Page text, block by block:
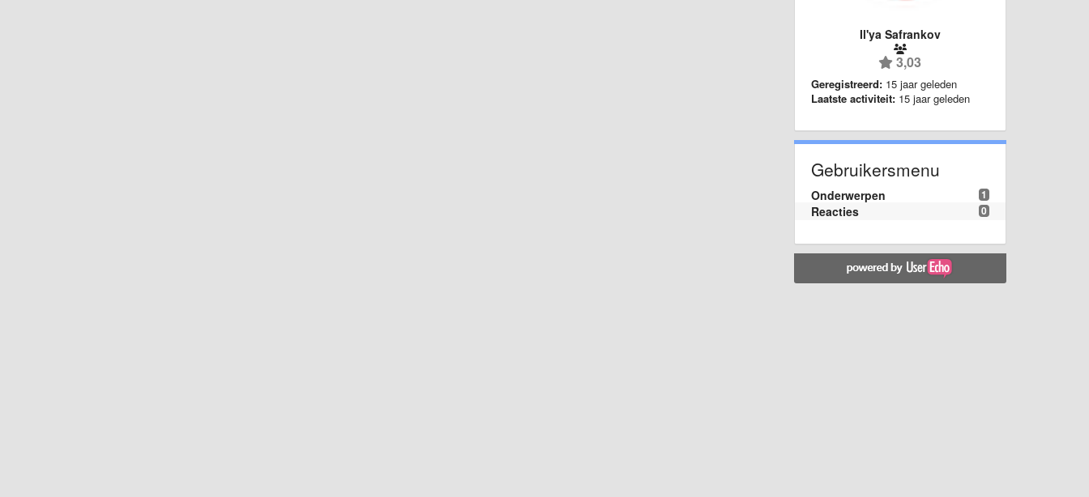
Il'ya Safrankov
3,03
Geregistreerd: 15 jaar geleden
Laatste activiteit: 15 jaar geleden
Gebruikersmenu
1
Onderwerpen
0
Reacties